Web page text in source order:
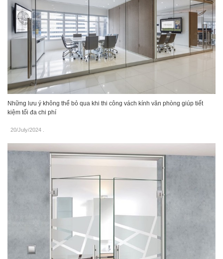
Những lưu ý không thể bỏ qua khi thi công vách kính văn phòng giúp tiết
kiệm tối đa chi phí
20/July/2024